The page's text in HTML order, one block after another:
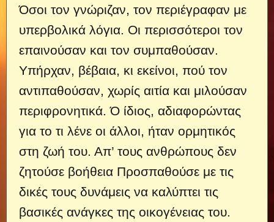
Όσοι τον γνώριζαν, τον περιέγραφαν με
υπερβολικά λόγια. Οι περισσότεροι τον
επαινούσαν και τον συμπαθούσαν.
Υπήρχαν, βέβαια, κι εκείνοι, πού τον
αντιπαθούσαν, χωρίς αιτία και μιλούσαν
περιφρονητικά. Ό ίδιος, αδιαφορώντας
για το τι λένε οι άλλοι, ήταν ορμητικός
στη ζωή του. Απ’ τους ανθρώπους δεν
ζητούσε βοήθεια Προσπαθούσε με τις
δικές τους δυνάμεις να καλύπτει τις
βασικές ανάγκες της οικογένειας του.